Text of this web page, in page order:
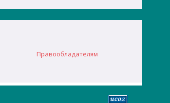
Правообладателям